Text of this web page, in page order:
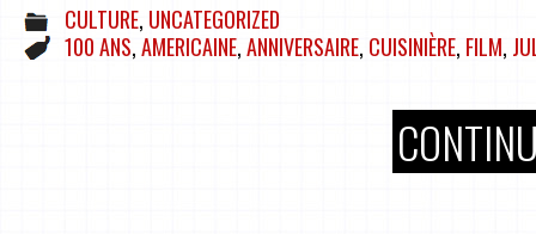
CULTURE, UNCATEGORIZED
100 ANS,AMERICAINE,ANNIVERSAIRE, CUISINIÈRE, FILM,